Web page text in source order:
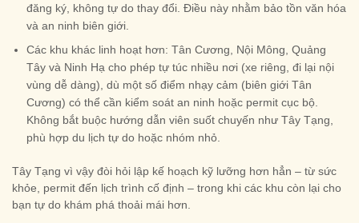
đăng ký, không tự do thay đổi. Điều này nhằm bảo tồn văn hóa
và an ninh biên giới.
Các khu khác linh hoạt hơn: Tân Cương, Nội Mông, Quảng
Tây và Ninh Hạ cho phép tự túc nhiều nơi (xe riêng, đi lại nội
vùng dễ dàng), dù một số điểm nhạy cảm (biên giới Tân
Cương) có thể cần kiểm soát an ninh hoặc permit cục bộ.
Không bắt buộc hướng dẫn viên suốt chuyến như Tây Tạng,
phù hợp du lịch tự do hoặc nhóm nhỏ.
Tây Tạng vì vậy đòi hỏi lập kế hoạch kỹ lưỡng hơn hẳn – từ sức
khỏe, permit đến lịch trình cố định – trong khi các khu còn lại cho
bạn tự do khám phá thoải mái hơn.